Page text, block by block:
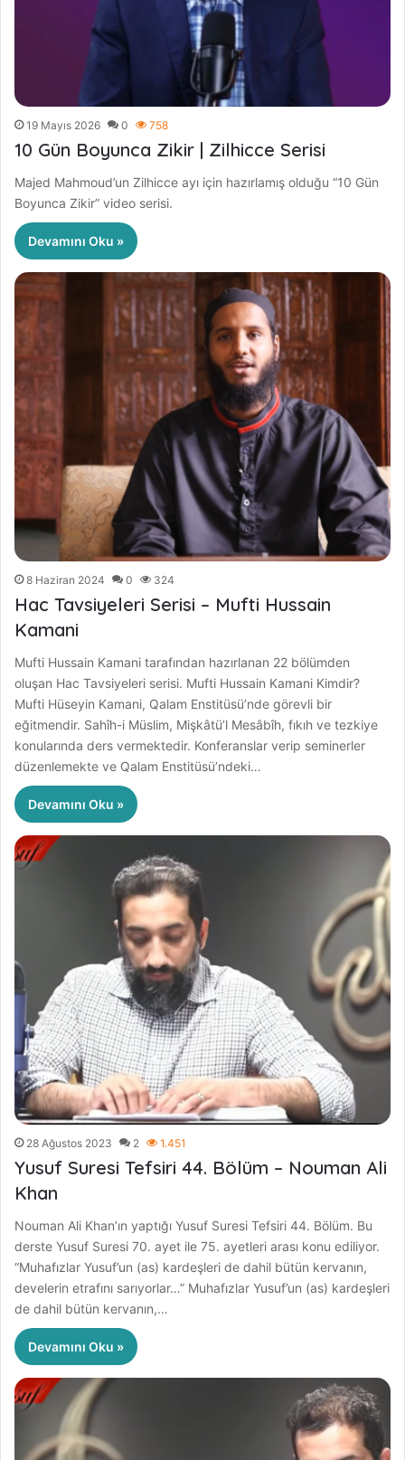
19 Mayıs 2026 0 758
10 Gün Boyunca Zikir | Zilhicce Serisi
Majed Mahmoud’un Zilhicce ayı için hazırlamış olduğu “10 Gün
Boyunca Zikir” video serisi.
Devamını Oku »
8 Haziran 2024 0 324
Hac Tavsiyeleri Serisi – Mufti Hussain
Kamani
Mufti Hussain Kamani tarafından hazırlanan 22 bölümden
oluşan Hac Tavsiyeleri serisi. Mufti Hussain Kamani Kimdir?
Mufti Hüseyin Kamani, Qalam Enstitüsü’nde görevli bir
eğitmendir. Sahîh-i Müslim, Mişkâtü’l Mesâbîh, fıkıh ve tezkiye
konularında ders vermektedir. Konferanslar verip seminerler
düzenlemekte ve Qalam Enstitüsü’ndeki…
Devamını Oku »
28 Ağustos 2023 2 1.451
Yusuf Suresi Tefsiri 44. Bölüm – Nouman Ali
Khan
Nouman Ali Khan’ın yaptığı Yusuf Suresi Tefsiri 44. Bölüm. Bu
derste Yusuf Suresi 70. ayet ile 75. ayetleri arası konu ediliyor.
“Muhafızlar Yusuf’un (as) kardeşleri de dahil bütün kervanın,
develerin etrafını sarıyorlar…” Muhafızlar Yusuf’un (as) kardeşleri
de dahil bütün kervanın,…
Devamını Oku »